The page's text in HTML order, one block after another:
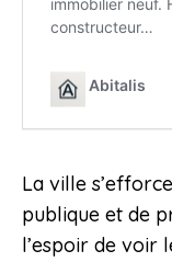
La ville
publique et de
l’espoir de voir